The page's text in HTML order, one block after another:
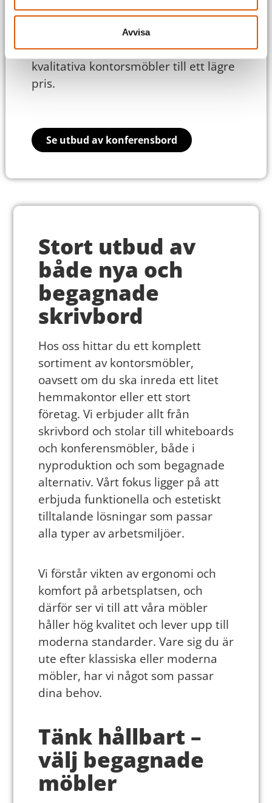
Avvisa
begagnade kontorsmöbler. Detta gör
att vi kan erbjuda en mångsidig och
prisvärd lösning för dig som söker
kvalitativa kontorsmöbler till ett lägre
pris.
Se utbud av konferensbord
Stort utbud av
både nya och
begagnade
skrivbord
Hos oss hittar du ett komplett
sortiment av kontorsmöbler,
oavsett om du ska inreda ett litet
hemmakontor eller ett stort
företag. Vi erbjuder allt från
skrivbord och stolar till whiteboards
och konferensmöbler, både i
nyproduktion och som begagnade
alternativ. Vårt fokus ligger på att
erbjuda funktionella och estetiskt
tilltalande lösningar som passar
alla typer av arbetsmiljöer.
Vi förstår vikten av ergonomi och
komfort på arbetsplatsen, och
därför ser vi till att våra möbler
håller hög kvalitet och lever upp till
moderna standarder. Vare sig du är
ute efter klassiska eller moderna
möbler, har vi något som passar
dina behov.
Tänk hållbart –
välj begagnade
möbler